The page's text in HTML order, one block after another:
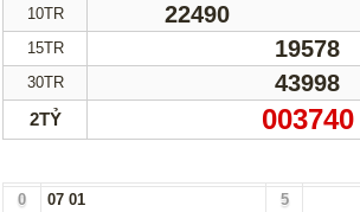
10TR 22490
15TR 19578
30TR 43998
2TỶ 003740
0 07 01 5